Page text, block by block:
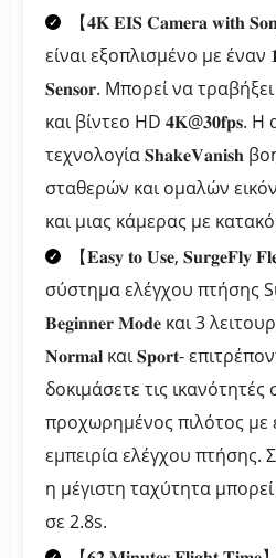
【𝟒𝐊 𝐄𝐈𝐒 𝐂𝐚𝐦𝐞𝐫𝐚 𝐰𝐢𝐭𝐡
είναι εξοπλισμένο με έναν
𝐒𝐞𝐧𝐬𝐨𝐫. Μπορεί να
και βίντεο HD 𝟒𝐊@𝟑𝟎𝐟𝐩𝐬. Η
τεχνολογία 𝐒𝐡𝐚𝐤𝐞𝐕𝐚𝐧𝐢𝐬𝐡
σταθερών και ομαλών
και μιας κάμερας με
【𝐄𝐚𝐬𝐲 𝐭𝐨 𝐔𝐬𝐞, 𝐒𝐮𝐫𝐠𝐞𝐅𝐥𝐲
σύστημα ελέγχου πτήσης
𝐁𝐞𝐠𝐢𝐧𝐧𝐞𝐫 𝐌𝐨𝐝𝐞 και 3
𝐍𝐨𝐫𝐦𝐚𝐥 και 𝐒𝐩𝐨𝐫𝐭-
δοκιμάσετε τις
προχωρημένος πιλότος με
εμπειρία ελέγχου πτήσης.
η μέγιστη ταχύτητα
σε 2.8s.